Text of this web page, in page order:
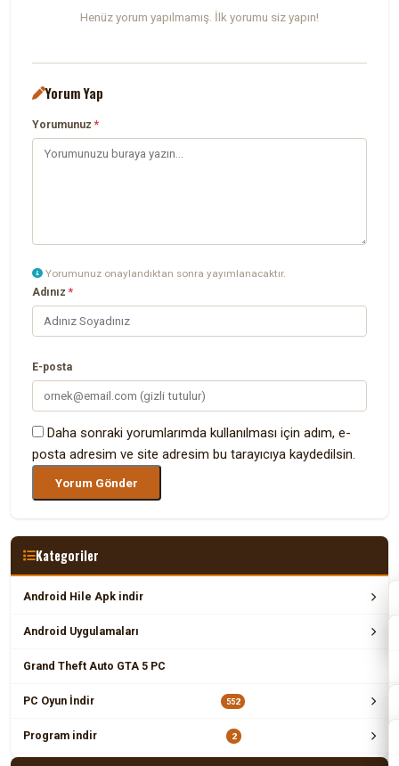
Henüz yorum yapılmamış. İlk yorumu siz yapın!
Yorum Yap
Yorumunuz*
Yorumunuz onaylandıktan sonra yayımlanacaktır.
Adınız*
E-posta
Daha sonraki yorumlarımda kullanılması için adım, e-
posta adresim ve site adresim bu tarayıcıya kaydedilsin.
Kategoriler
Android Hile Apk indir
Android Uygulamaları
Grand Theft Auto GTA 5 PC
PC Oyun İndir 552
Program indir 2